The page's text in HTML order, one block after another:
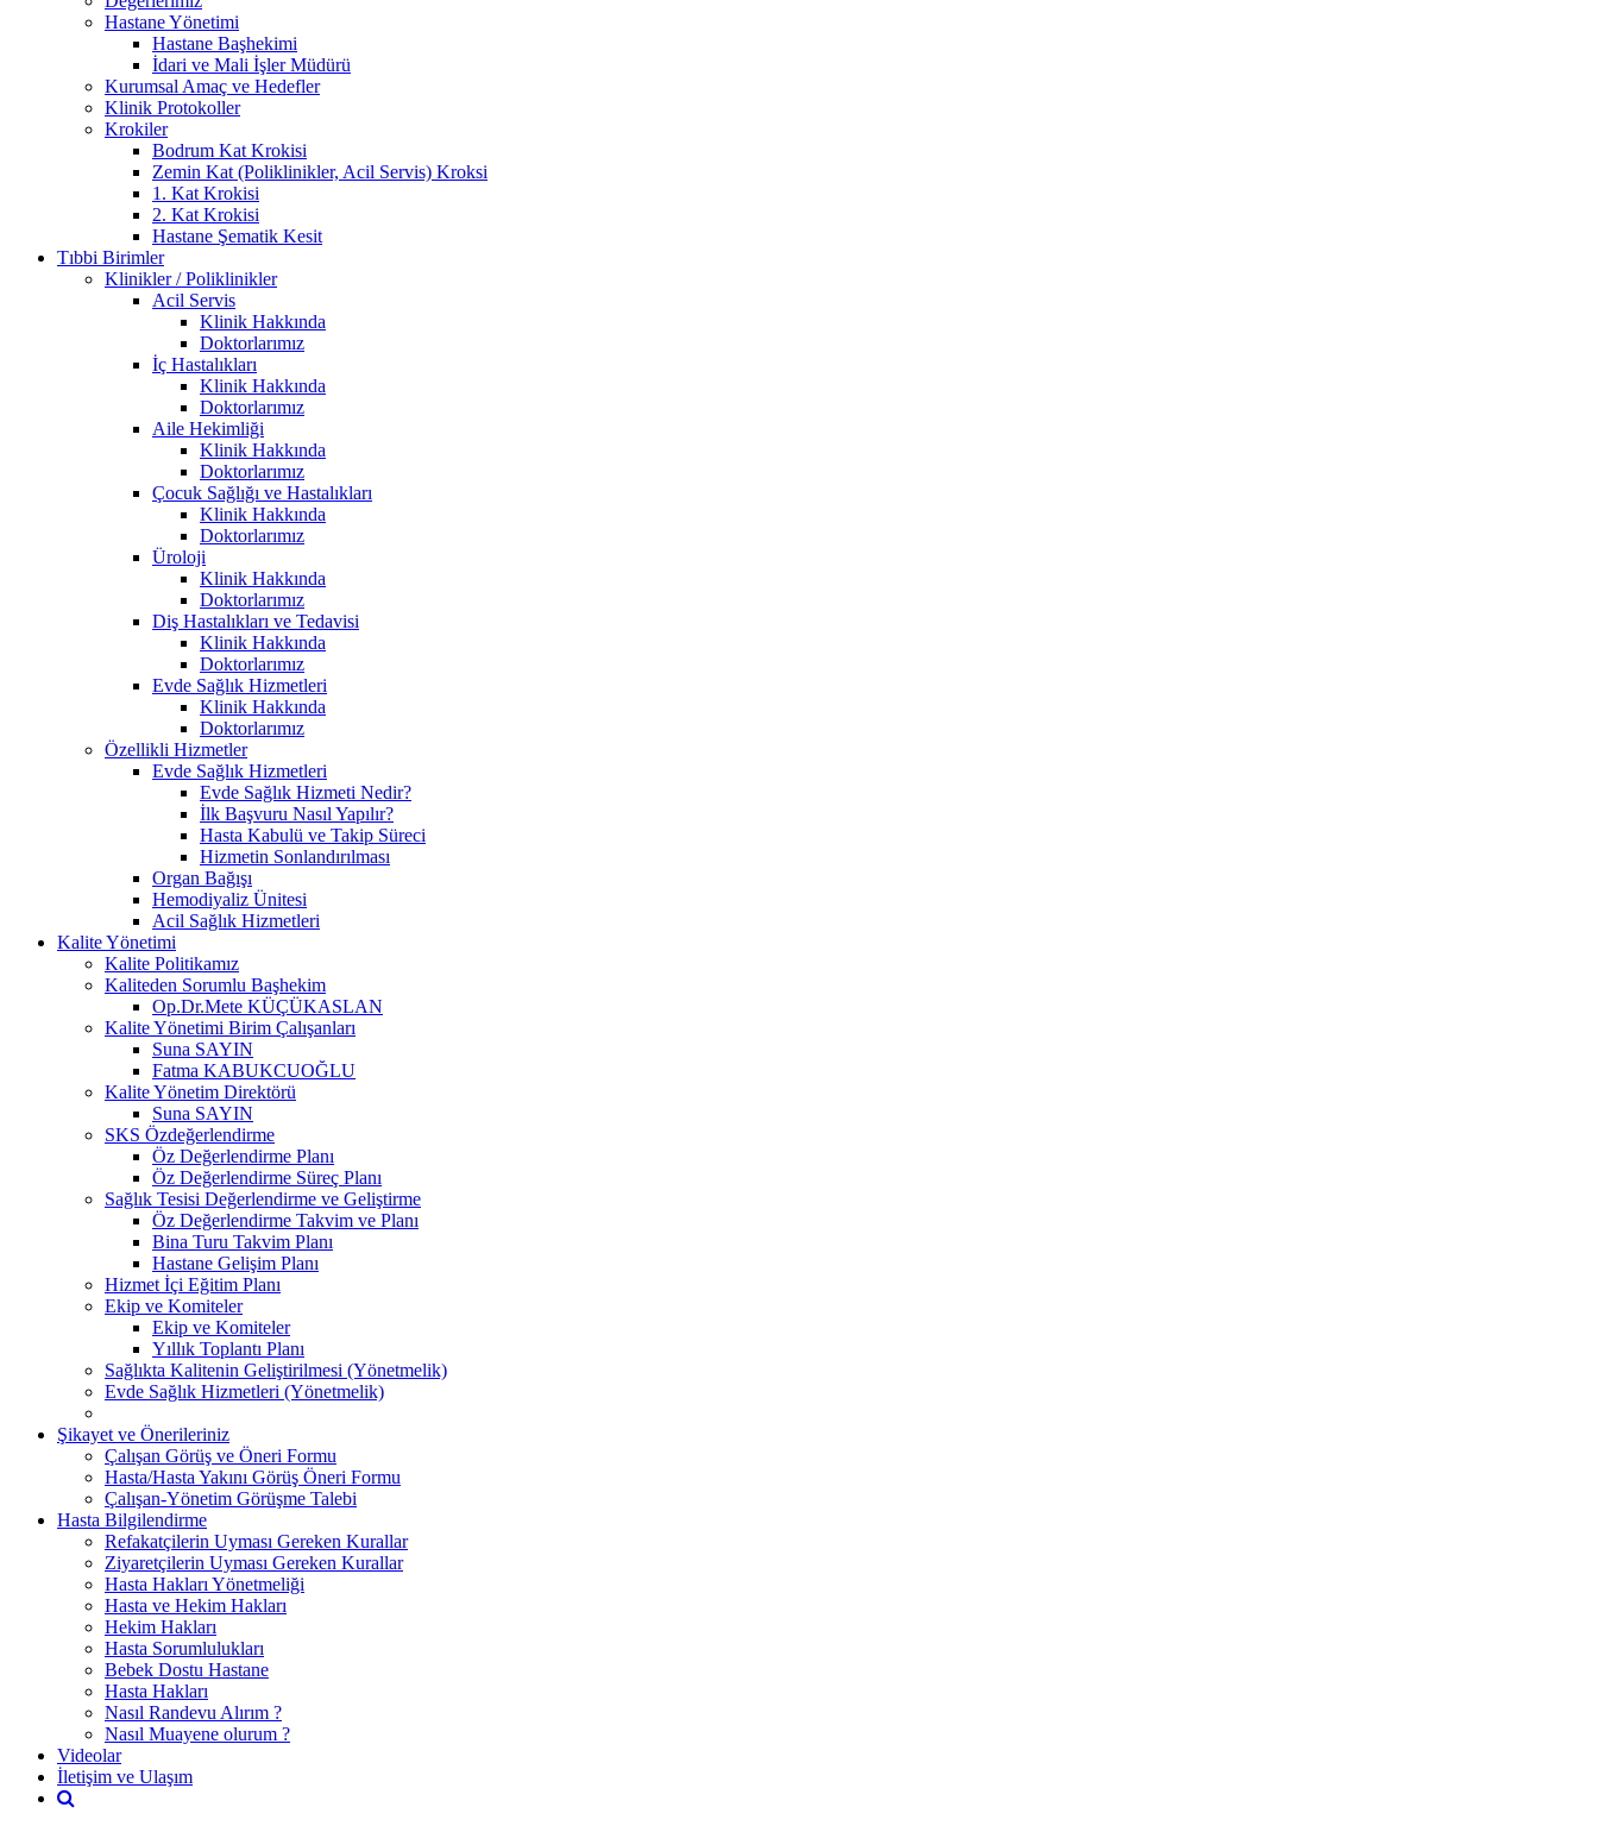
Hastane Yönetimi
Hastane Başhekimi
İdari ve Mali İşler Müdürü
Kurumsal Amaç ve Hedefler
Klinik Protokoller
Krokiler
Bodrum Kat Krokisi
Zemin Kat (Poliklinikler, Acil Servis) Kroksi
1. Kat Krokisi
2. Kat Krokisi
Hastane Şematik Kesit
Tıbbi Birimler
Klinikler / Poliklinikler
Acil Servis
Klinik Hakkında
Doktorlarımız
İç Hastalıkları
Klinik Hakkında
Doktorlarımız
Aile Hekimliği
Klinik Hakkında
Doktorlarımız
Çocuk Sağlığı ve Hastalıkları
Klinik Hakkında
Doktorlarımız
Üroloji
Klinik Hakkında
Doktorlarımız
Diş Hastalıkları ve Tedavisi
Klinik Hakkında
Doktorlarımız
Evde Sağlık Hizmetleri
Klinik Hakkında
Doktorlarımız
Özellikli Hizmetler
Evde Sağlık Hizmetleri
Evde Sağlık Hizmeti Nedir?
İlk Başvuru Nasıl Yapılır?
Hasta Kabulü ve Takip Süreci
Hizmetin Sonlandırılması
Organ Bağışı
Hemodiyaliz Ünitesi
Acil Sağlık Hizmetleri
Kalite Yönetimi
Kalite Politikamız
Kaliteden Sorumlu Başhekim
Op.Dr.Mete KÜÇÜKASLAN
Kalite Yönetimi Birim Çalışanları
Suna SAYIN
Fatma KABUKCUOĞLU
Kalite Yönetim Direktörü
Suna SAYIN
SKS Özdeğerlendirme
Öz Değerlendirme Planı
Öz Değerlendirme Süreç Planı
Sağlık Tesisi Değerlendirme ve Geliştirme
Öz Değerlendirme Takvim ve Planı
Bina Turu Takvim Planı
Hastane Gelişim Planı
Hizmet İçi Eğitim Planı
Ekip ve Komiteler
Ekip ve Komiteler
Yıllık Toplantı Planı
Sağlıkta Kalitenin Geliştirilmesi (Yönetmelik)
Evde Sağlık Hizmetleri (Yönetmelik)
Şikayet ve Önerileriniz
Çalışan Görüş ve Öneri Formu
Hasta/Hasta Yakını Görüş Öneri Formu
Çalışan-Yönetim Görüşme Talebi
Hasta Bilgilendirme
Refakatçilerin Uyması Gereken Kurallar
Ziyaretçilerin Uyması Gereken Kurallar
Hasta Hakları Yönetmeliği
Hasta ve Hekim Hakları
Hekim Hakları
Hasta Sorumlulukları
Bebek Dostu Hastane
Hasta Hakları
Nasıl Randevu Alırım ?
Nasıl Muayene olurum ?
Videolar
İletişim ve Ulaşım